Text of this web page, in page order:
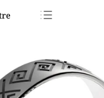
Najdrahšie
Abecedne